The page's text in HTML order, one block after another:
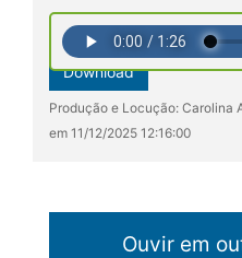
Download
Produção e Locução: Carolina
em 11/12/2025 12:16:00
Ouvir em